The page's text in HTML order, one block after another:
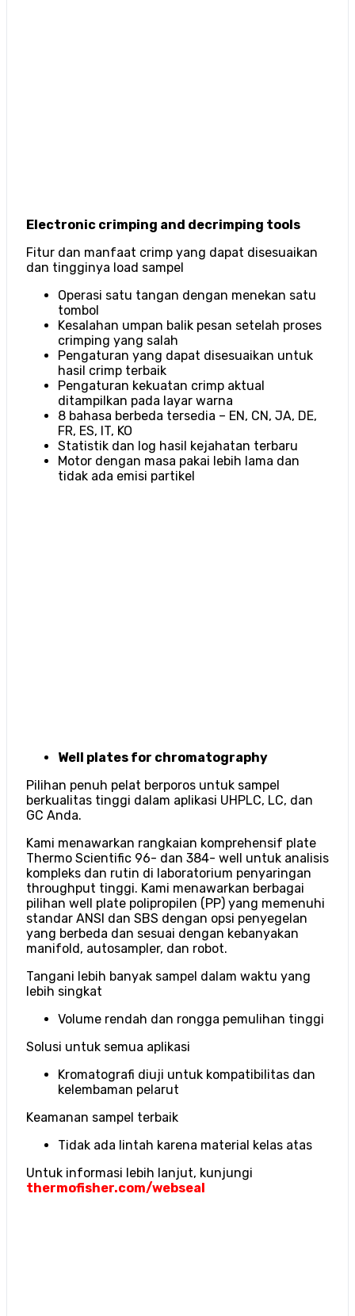
Electronic crimping and decrimping tools
Fitur dan manfaat crimp yang dapat disesuaikan
dan tingginya load sampel
Operasi satu tangan dengan menekan satu
tombol
Kesalahan umpan balik pesan setelah proses
crimping yang salah
Pengaturan yang dapat disesuaikan untuk
hasil crimp terbaik
Pengaturan kekuatan crimp aktual
ditampilkan pada layar warna
8 bahasa berbeda tersedia – EN, CN, JA, DE,
FR, ES, IT, KO
Statistik dan log hasil kejahatan terbaru
Motor dengan masa pakai lebih lama dan
tidak ada emisi partikel
Well plates for chromatography
Pilihan penuh pelat berporos untuk sampel
berkualitas tinggi dalam aplikasi UHPLC, LC, dan
GC Anda.
Kami menawarkan rangkaian komprehensif plate
Thermo Scientific 96- dan 384- well untuk analisis
kompleks dan rutin di laboratorium penyaringan
throughput tinggi. Kami menawarkan berbagai
pilihan well plate polipropilen (PP) yang memenuhi
standar ANSI dan SBS dengan opsi penyegelan
yang berbeda dan sesuai dengan kebanyakan
manifold, autosampler, dan robot.
Tangani lebih banyak sampel dalam waktu yang
lebih singkat
Volume rendah dan rongga pemulihan tinggi
Solusi untuk semua aplikasi
Kromatografi diuji untuk kompatibilitas dan
kelembaman pelarut
Keamanan sampel terbaik
Tidak ada lintah karena material kelas atas
Untuk informasi lebih lanjut, kunjungi
thermofisher.com/webseal